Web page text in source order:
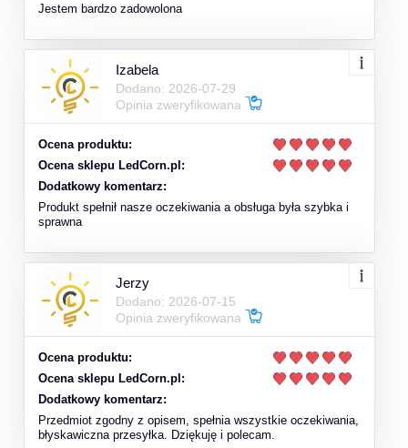
Jestem bardzo zadowolona
Izabela
Dodano: 2026-07-29
Opinia zweryfikowana
Ocena produktu:
Ocena sklepu LedCorn.pl:
Dodatkowy komentarz:
Produkt spełnił nasze oczekiwania a obsługa była szybka i
sprawna
Jerzy
Dodano: 2026-07-15
Opinia zweryfikowana
Ocena produktu:
Ocena sklepu LedCorn.pl:
Dodatkowy komentarz:
Przedmiot zgodny z opisem, spełnia wszystkie oczekiwania,
błyskawiczna przesyłka. Dziękuję i polecam.